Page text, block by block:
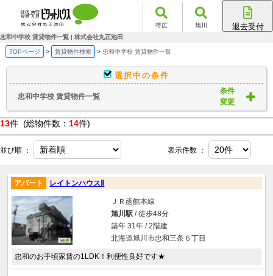
帯広 旭川 退去受付
忠和中学校 賃貸物件一覧 | 株式会社丸正池田
TOPページ 賃貸物件検索 忠和中学校 賃貸物件一覧
選択中の条件
忠和中学校 賃貸物件一覧
条件
変更
13件 (総物件数： 14件)
並び順 ： 表示件数 ：
アパート レイトンハウスⅡ
ＪＲ函館本線
旭川駅/ 徒歩48分
築年 31年 / 2階建
北海道旭川市忠和三条６丁目
忠和のお手頃家賃の1LDK！利便性良好です★